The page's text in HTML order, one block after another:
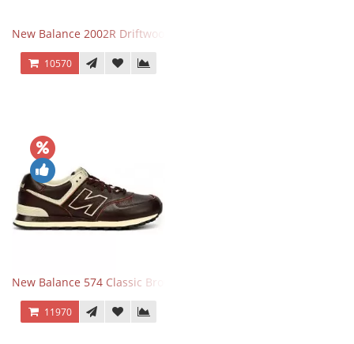
New Balance 2002R Driftwood Sea Salt бежевые
10570
New Balance 574 Classic Brown White
11970